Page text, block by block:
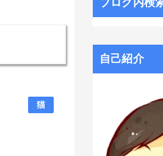
猫
ブログ内検
自己紹介